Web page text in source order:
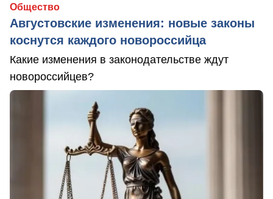
Общество
Августовские изменения: новые законы
коснутся каждого новороссийца
Какие изменения в законодательстве ждут
новороссийцев?